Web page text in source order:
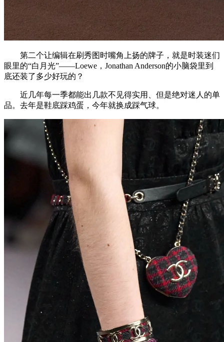
第二个让编辑在刷秀图时嘴角上扬的牌子，就是时装迷们
眼里的“白月光”——Loewe，Jonathan Anderson的小脑袋里到
底还装了多少好玩的？
近几年每一季都能出几款不见得实用、但是绝对迷人的单
品。去年是鞋底踩鸡蛋，今年就换成踩气球。